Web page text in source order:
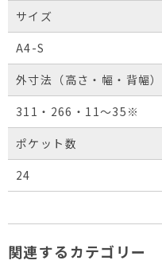
サイズ
A4-S
外寸法（高さ・幅・背幅）
311・266・11～35※
ポケット数
24
関連するカテゴリー